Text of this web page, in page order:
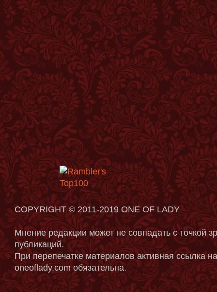
COPYRIGHT © 2011-2019 ONE OF LADY
Мнение редакции может не совпадать с точкой
публикаций.
При перепечатке материалов активная ссылка
oneoflady.com обязательна.